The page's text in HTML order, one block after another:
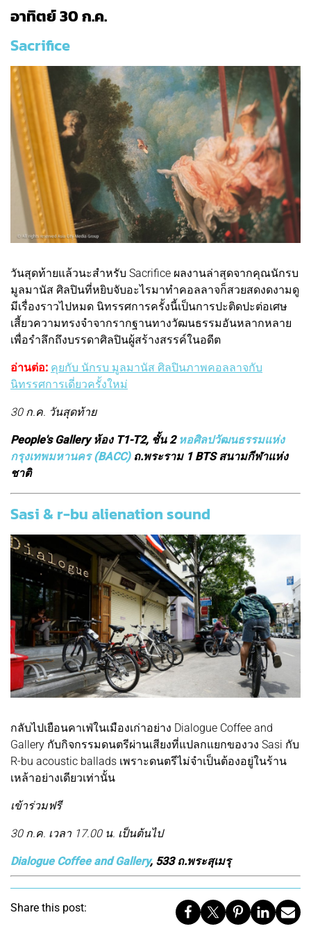
อาทิตย์ 30 ก.ค.
Sacrifice
วันสุดท้ายแล้วนะสำหรับ Sacrifice ผลงานล่าสุดจากคุณนักรบ
มูลมานัส ศิลปินที่หยิบจับอะไรมาทำคอลลาจก็สวยสดงดงามดู
มีเรื่องราวไปหมด นิทรรศการครั้งนี้เป็นการปะติดปะต่อเศษ
เสี้ยวความทรงจำจากรากฐานทางวัฒนธรรมอันหลากหลาย
เพื่อรำลึกถึงบรรดาศิลปินผู้สร้างสรรค์ในอดีต
อ่านต่อ: คุยกับ นักรบ มูลมานัส ศิลปินภาพคอลลาจกับ
นิทรรศการเดี่ยวครั้งใหม่
30 ก.ค. วันสุดท้าย
People's Gallery ห้อง T1-T2, ชั้น 2 หอศิลปวัฒนธรรมแห่ง
กรุงเทพมหานคร (BACC)ถ.พระราม 1 BTS สนามกีฬาแห่ง
ชาติ
Sasi & r-bu alienation sound
กลับไปเยือนคาเฟ่ในเมืองเก่าอย่าง Dialogue Coffee and
Gallery กับกิจกรรมดนตรีผ่านเสียงที่แปลกแยกของวง Sasi กับ
R-bu acoustic ballads เพราะดนตรีไม่จำเป็นต้องอยู่ในร้าน
เหล้าอย่างเดียวเท่านั้น
เข้าร่วมฟรี
30 ก.ค. เวลา 17.00 น. เป็นต้นไป
Dialogue Coffee and Gallery, 533 ถ.พระสุเมรุ
Share this post: